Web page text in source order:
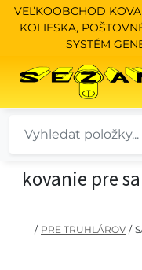
VEĽKOOBCHOD
KOLIESKA,
SYSTÉM
kovanie pre
/ PRE TRUHLÁROV /